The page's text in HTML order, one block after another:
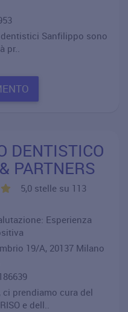
Sanfilippo sono
pr..
DENTISTICO
PARTNERS
5,0 stelle su 113
Esperienza
19/A, 20137 Milano
ci prendiamo cura del
e dell..